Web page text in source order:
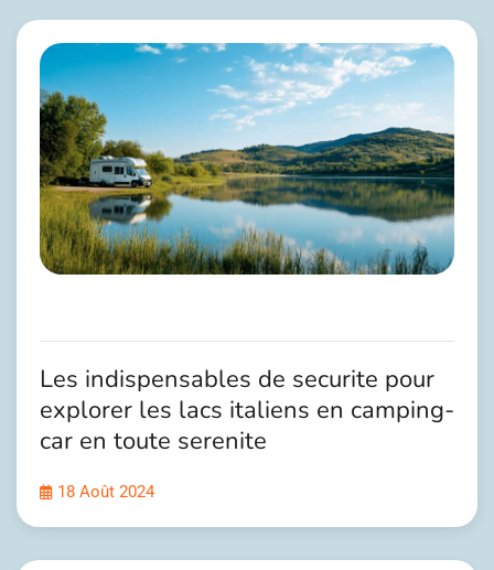
Les indispensables de securite pour
explorer les lacs italiens en camping-
car en toute serenite
18 Août 2024